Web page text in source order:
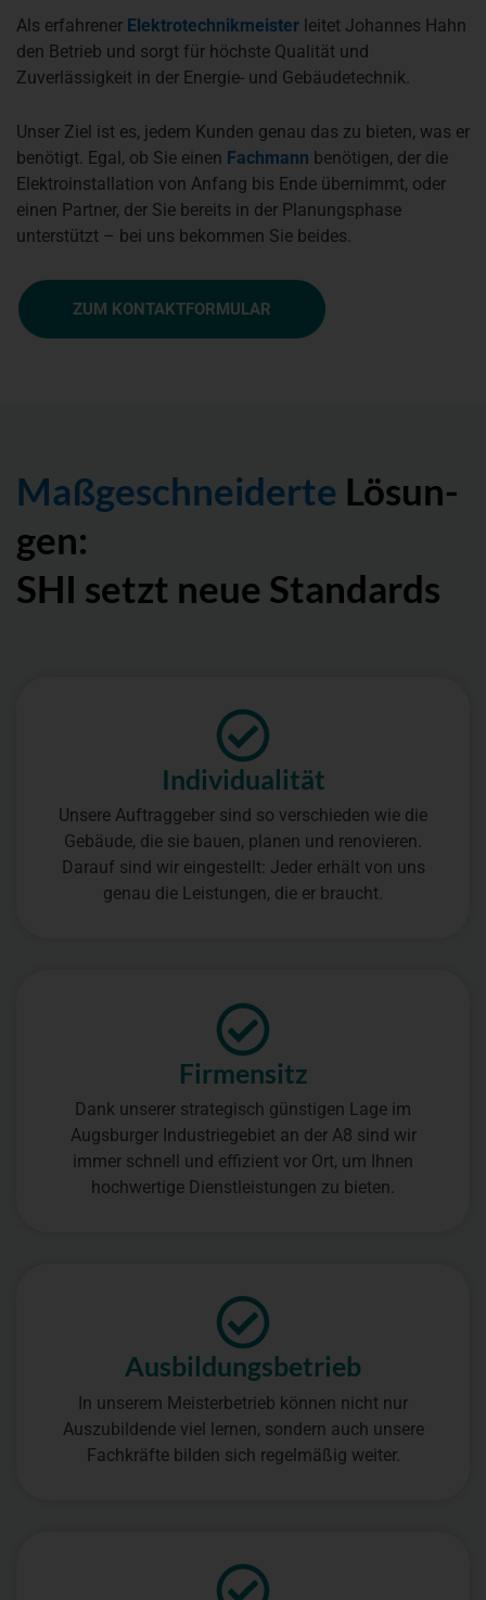
Als erfahrener Elektrotechnikmeisterleitet Johannes Hahn
den Betrieb und sorgt für höchste Qualität und
Zuverlässigkeit in der Energie- und Gebäudetechnik.
Unser Ziel ist es, jedem Kunden genau das zu bieten, was er
benötigt. Egal, ob Sie einen Fachmann benötigen, der die
Elektroinstallation von Anfang bis Ende übernimmt, oder
einen Partner, der Sie bereits in der Planungsphase
unterstützt – bei uns bekommen Sie beides.
ZUM KONTAKTFORMULAR
Maßgeschnei­der­te Lösun­
gen:
SHI setzt neue Stan­dards
Individua­lität
Unsere Auftraggeber sind so verschieden wie die
Gebäude, die sie bauen, planen und renovieren.
Darauf sind wir eingestellt: Jeder erhält von uns
genau die Leistungen, die er braucht.
Firmensitz
Dank unserer strategisch günstigen Lage im
Augsburger Industriegebiet an der A8 sind wir
immer schnell und effizient vor Ort, um Ihnen
hochwertige Dienstleistungen zu bieten.
Ausbil­dungs­betrieb
In unserem Meisterbetrieb können nicht nur
Auszubildende viel lernen, sondern auch unsere
Fachkräfte bilden sich regelmäßig weiter.